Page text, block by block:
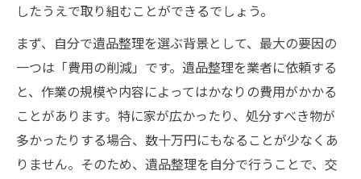
したうえで取り組むことができるでしょう。
まず、自分で遺品整理を選ぶ背景として、最大の要因の
一つは「費用の削減」です。遺品整理を業者に依頼する
と、作業の規模や内容によってはかなりの費用がかかる
ことがあります。特に家が広かったり、処分すべき物が
多かったりする場合、数十万円にもなることが少なくあ
りません。そのため、遺品整理を自分で行うことで、交